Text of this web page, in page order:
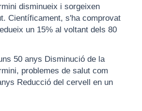
disminueix i sorgeixen
Científicament, s'ha comprovat
un 15% al voltant dels 80
50 anys Disminució de la
problemes de salut com
Reducció del cervell en un